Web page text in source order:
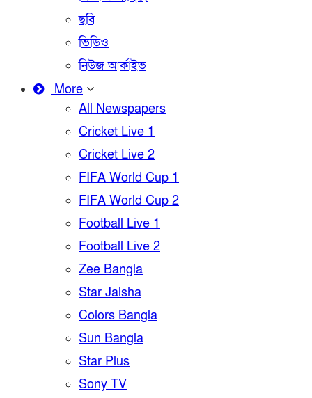
ছবি
ভিডিও
নিউজ আর্কাইভ
More
All Newspapers
Cricket Live 1
Cricket Live 2
FIFA World Cup 1
FIFA World Cup 2
Football Live 1
Football Live 2
Zee Bangla
Star Jalsha
Colors Bangla
Sun Bangla
Star Plus
Sony TV